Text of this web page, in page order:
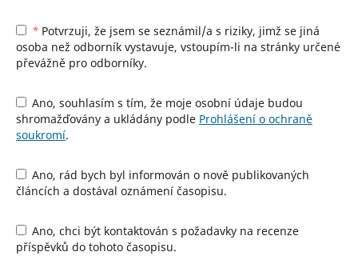
*
osoba než odborník vystavuje, vstoupím-li na stránky určené
převážně pro odborníky.
Ano, souhlasím s tím, že moje osobní údaje budou
shromažďovány a ukládány podle Prohlášení o ochraně
soukromí.
Ano, rád bych byl informován o nově publikovaných
článcích a dostával oznámení časopisu.
Ano, chci být kontaktován s požadavky na recenze
příspěvků do tohoto časopisu.